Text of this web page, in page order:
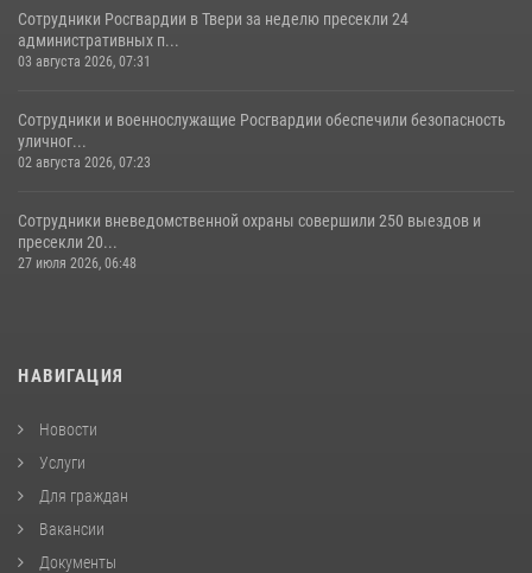
Сотрудники Росгвардии в Твери за неделю пресекли 24
административных п...
03 августа 2026, 07:31
Сотрудники и военнослужащие Росгвардии обеспечили безопасность
уличног...
02 августа 2026, 07:23
Сотрудники вневедомственной охраны совершили 250 выездов и
пресекли 20...
27 июля 2026, 06:48
НАВИГАЦИЯ
Новости
Услуги
Для граждан
Вакансии
Документы